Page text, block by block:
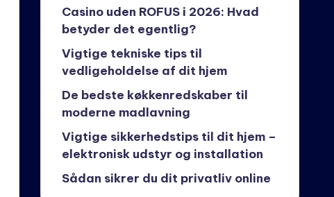
Casino uden ROFUS i 2026: Hvad
betyder det egentlig?
Vigtige tekniske tips til
vedligeholdelse af dit hjem
De bedste køkkenredskaber til
moderne madlavning
Vigtige sikkerhedstips til dit hjem –
elektronisk udstyr og installation
Sådan sikrer du dit privatliv online